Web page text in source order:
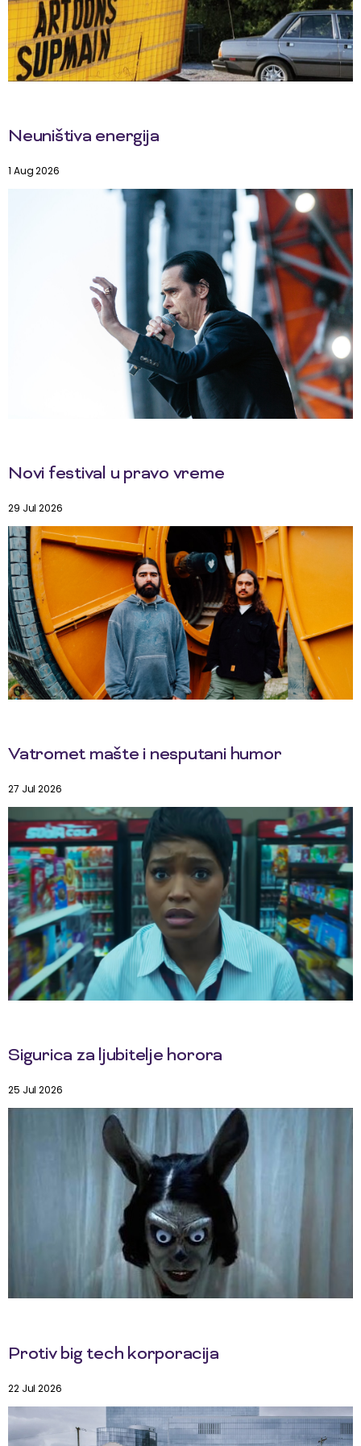
Neuništiva energija
1 Aug 2026
Novi festival u pravo vreme
29 Jul 2026
Vatromet mašte i nesputani humor
27 Jul 2026
Sigurica za ljubitelje horora
25 Jul 2026
Protiv big tech korporacija
22 Jul 2026